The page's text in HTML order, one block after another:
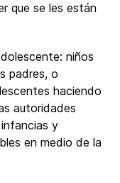
que se les están
niños
padres, o
haciendo
autoridades
y
en medio de la